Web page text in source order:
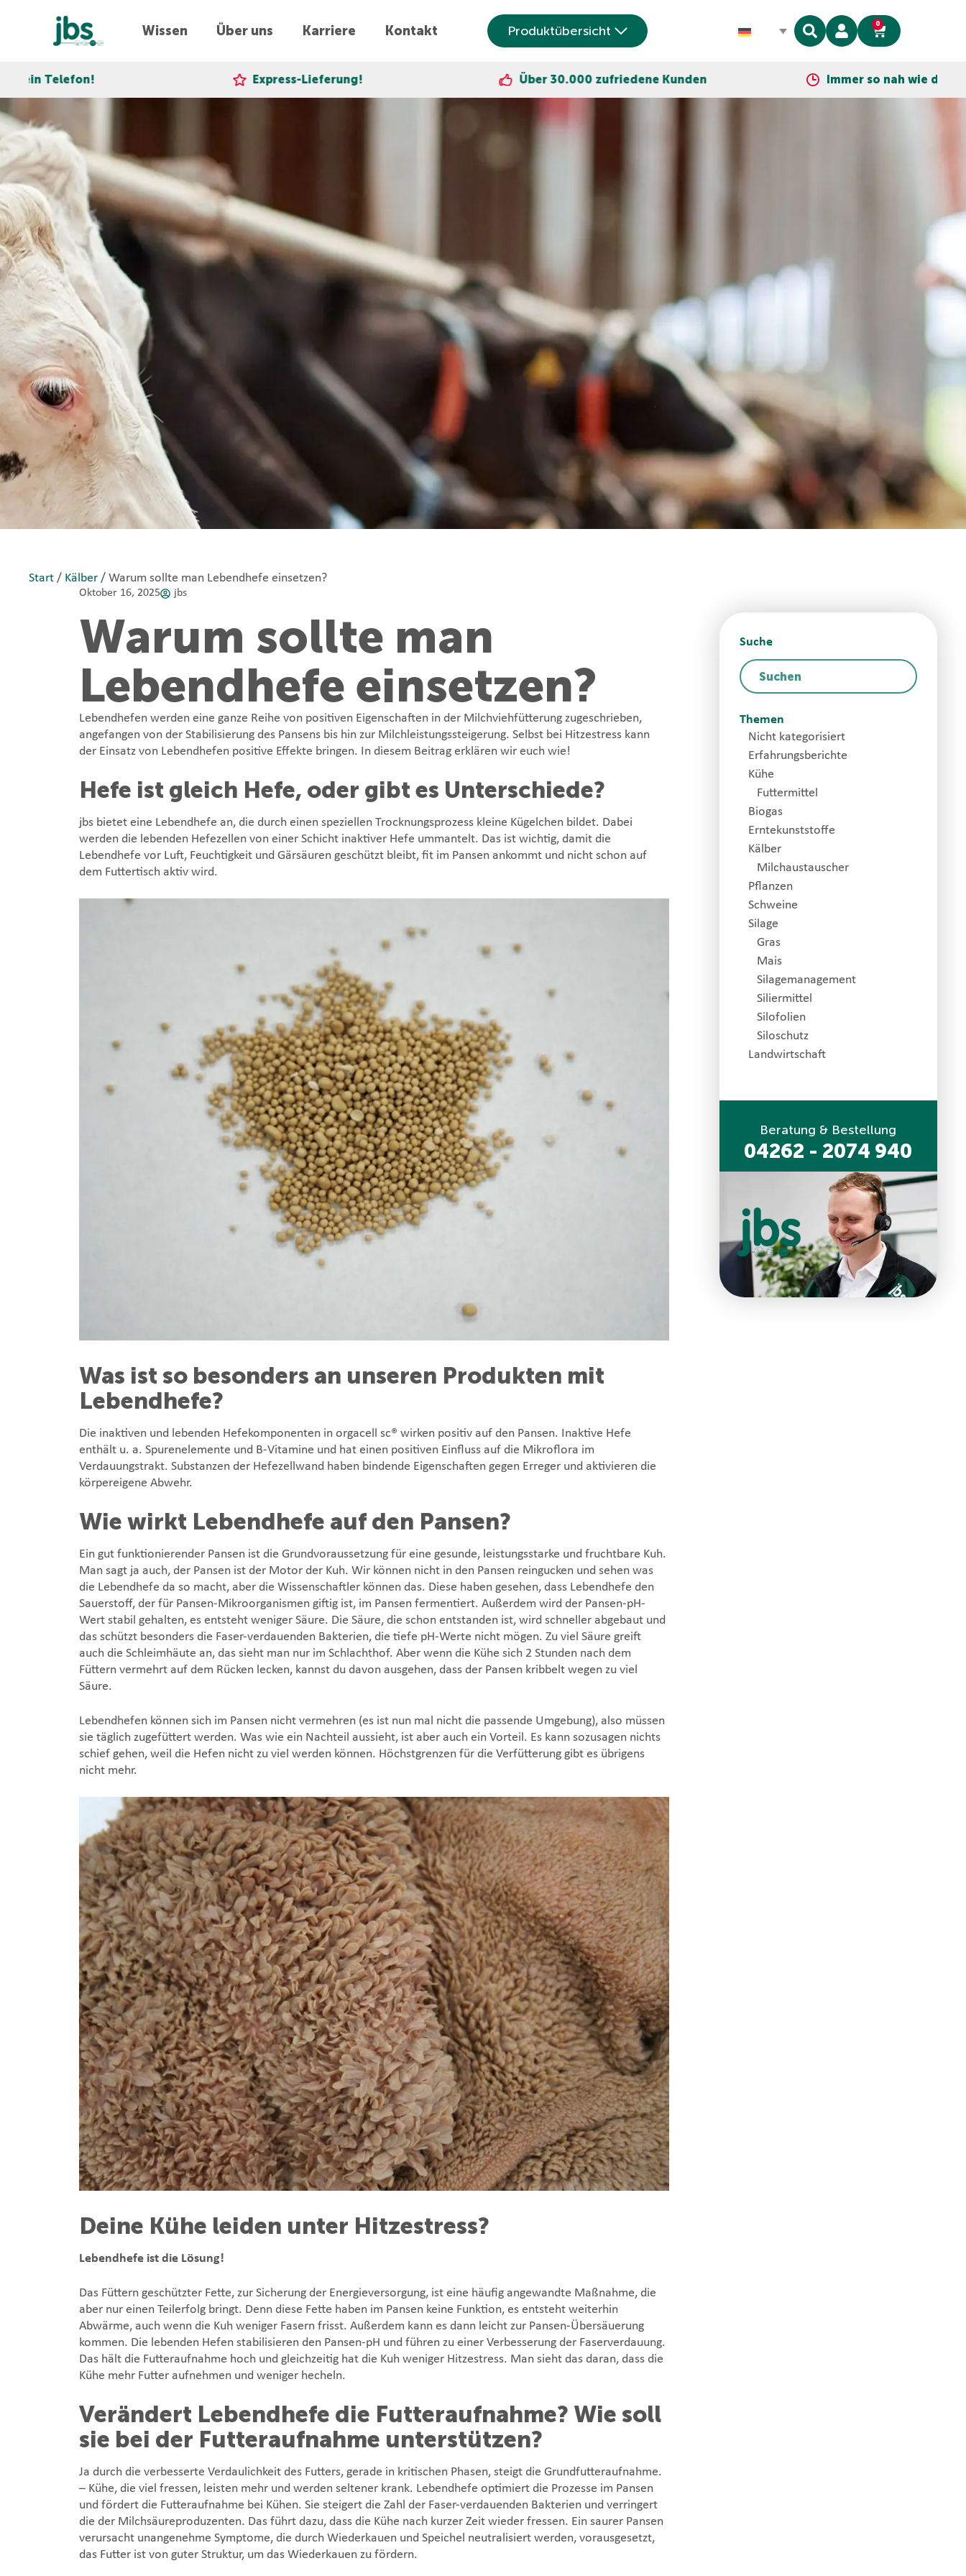
Wissen Über uns Karriere Kontakt Produktübersicht 0
Express-Lieferung! Über 30.000 zufriedene Kunden Immer so nah wie dein Telefon!
Start / Kälber / Warum sollte man Lebendhefe einsetzen?
Oktober 16, 2025 jbs
Warum sollte man
Lebendhefe einsetzen?
Lebendhefen werden eine ganze Reihe von positiven Eigenschaften in der Milchviehfütterung zugeschrieben,
angefangen von der Stabilisierung des Pansens bis hin zur Milchleistungssteigerung. Selbst bei Hitzestress kann
der Einsatz von Lebendhefen positive Effekte bringen. In diesem Beitrag erklären wir euch wie!
Hefe ist gleich Hefe, oder gibt es Unterschiede?
jbs bietet eine Lebendhefe an, die durch einen speziellen Trocknungsprozess kleine Kügelchen bildet. Dabei
werden die lebenden Hefezellen von einer Schicht inaktiver Hefe ummantelt. Das ist wichtig, damit die
Lebendhefe vor Luft, Feuchtigkeit und Gärsäuren geschützt bleibt, fit im Pansen ankommt und nicht schon auf
dem Futtertisch aktiv wird.
Was ist so besonders an unseren Produkten mit
Lebendhefe?
Die inaktiven und lebenden Hefekomponenten in orgacell sc® wirken positiv auf den Pansen. Inaktive Hefe
enthält u. a. Spurenelemente und B-Vitamine und hat einen positiven Einfluss auf die Mikroflora im
Verdauungstrakt. Substanzen der Hefezellwand haben bindende Eigenschaften gegen Erreger und aktivieren die
körpereigene Abwehr.
Wie wirkt Lebendhefe auf den Pansen?
Ein gut funktionierender Pansen ist die Grundvoraussetzung für eine gesunde, leistungsstarke und fruchtbare Kuh.
Man sagt ja auch, der Pansen ist der Motor der Kuh. Wir können nicht in den Pansen reingucken und sehen was
die Lebendhefe da so macht, aber die Wissenschaftler können das. Diese haben gesehen, dass Lebendhefe den
Sauerstoff, der für Pansen-Mikroorganismen giftig ist, im Pansen fermentiert. Außerdem wird der Pansen-pH-
Wert stabil gehalten, es entsteht weniger Säure. Die Säure, die schon entstanden ist, wird schneller abgebaut und
das schützt besonders die Faser-verdauenden Bakterien, die tiefe pH-Werte nicht mögen. Zu viel Säure greift
auch die Schleimhäute an, das sieht man nur im Schlachthof. Aber wenn die Kühe sich 2 Stunden nach dem
Füttern vermehrt auf dem Rücken lecken, kannst du davon ausgehen, dass der Pansen kribbelt wegen zu viel
Säure.
Lebendhefen können sich im Pansen nicht vermehren (es ist nun mal nicht die passende Umgebung), also müssen
sie täglich zugefüttert werden. Was wie ein Nachteil aussieht, ist aber auch ein Vorteil. Es kann sozusagen nichts
schief gehen, weil die Hefen nicht zu viel werden können. Höchstgrenzen für die Verfütterung gibt es übrigens
nicht mehr.
Deine Kühe leiden unter Hitzestress?
Lebendhefe ist die Lösung!
Das Füttern geschützter Fette, zur Sicherung der Energieversorgung, ist eine häufig angewandte Maßnahme, die
aber nur einen Teilerfolg bringt. Denn diese Fette haben im Pansen keine Funktion, es entsteht weiterhin
Abwärme, auch wenn die Kuh weniger Fasern frisst. Außerdem kann es dann leicht zur Pansen-Übersäuerung
kommen. Die lebenden Hefen stabilisieren den Pansen-pH und führen zu einer Verbesserung der Faserverdauung.
Das hält die Futteraufnahme hoch und gleichzeitig hat die Kuh weniger Hitzestress. Man sieht das daran, dass die
Kühe mehr Futter aufnehmen und weniger hecheln.
Verändert Lebendhefe die Futteraufnahme? Wie soll
sie bei der Futteraufnahme unterstützen?
Ja durch die verbesserte Verdaulichkeit des Futters, gerade in kritischen Phasen, steigt die Grundfutteraufnahme.
– Kühe, die viel fressen, leisten mehr und werden seltener krank. Lebendhefe optimiert die Prozesse im Pansen
und fördert die Futteraufnahme bei Kühen. Sie steigert die Zahl der Faser-verdauenden Bakterien und verringert
die der Milchsäureproduzenten. Das führt dazu, dass die Kühe nach kurzer Zeit wieder fressen. Ein saurer Pansen
verursacht unangenehme Symptome, die durch Wiederkauen und Speichel neutralisiert werden, vorausgesetzt,
das Futter ist von guter Struktur, um das Wiederkauen zu fördern.
Suche
Themen
Nicht kategorisiert
Erfahrungsberichte
Kühe
Futtermittel
Biogas
Erntekunststoffe
Kälber
Milchaustauscher
Pflanzen
Schweine
Silage
Gras
Mais
Silagemanagement
Siliermittel
Silofolien
Siloschutz
Landwirtschaft
Beratung & Bestellung
04262 - 2074 940